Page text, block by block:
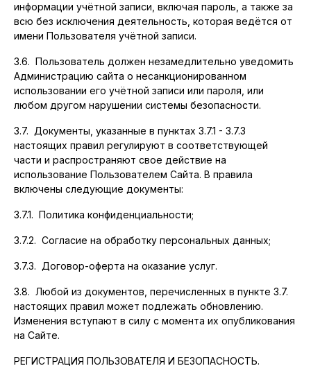
информации учётной записи, включая пароль, а также за
всю без исключения деятельность, которая ведётся от
имени Пользователя учётной записи.
3.6. Пользователь должен незамедлительно уведомить
Администрацию сайта о несанкционированном
использовании его учётной записи или пароля, или
любом другом нарушении системы безопасности.
3.7. Документы, указанные в пунктах 3.7.1 - 3.7.3
настоящих правил регулируют в соответствующей
части и распространяют свое действие на
использование Пользователем Сайта. В правила
включены следующие документы:
3.7.1. Политика конфиденциальности;
3.7.2. Согласие на обработку персональных данных;
3.7.3. Договор-оферта на оказание услуг.
3.8. Любой из документов, перечисленных в пункте 3.7.
настоящих правил может подлежать обновлению.
Изменения вступают в силу с момента их опубликования
на Сайте.
РЕГИСТРАЦИЯ ПОЛЬЗОВАТЕЛЯ И БЕЗОПАСНОСТЬ.